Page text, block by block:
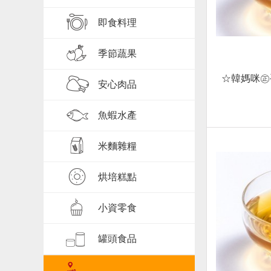
即食料理
季節蔬果
安心肉品
魚蝦水產
米麵雜糧
烘培糕點
小資零食
罐頭食品
☆韓媽咪